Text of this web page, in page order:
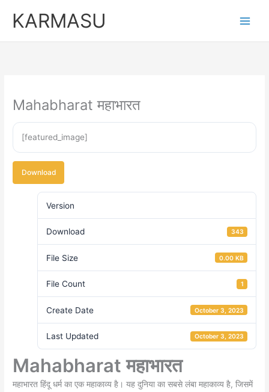
KARMASU
Mahabharat महाभारत
[featured_image]
Download
Version
Download 343
File Size 0.00 KB
File Count 1
Create Date October 3, 2023
Last Updated October 3, 2023
Mahabharat महाभारत
महाभारत हिंदू धर्म का एक महाकाव्य है। यह दुनिया का सबसे लंबा महाकाव्य है, जिसमें